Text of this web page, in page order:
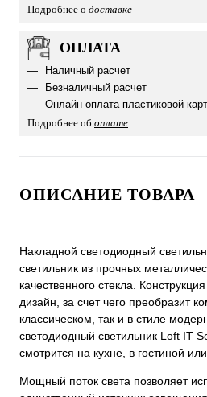
Подробнее о доставке
ОПЛАТА
Наличный расчет
Безналичный расчет
Онлайн оплата пластиковой
Подробнее об оплате
ОПИСАНИЕ ТОВАРА
Накладной светодиодный
светильник из прочных
качественного стекла.
дизайн, за счет чего преобразит
классическом, так и в стиле
светодиодный светильник Loft IT
смотрится на кухне, в гостиной или
Мощный поток света позволяет